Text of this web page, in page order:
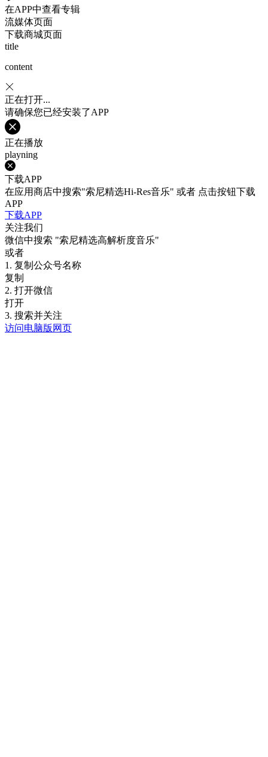
在APP中查看专辑
流媒体页面
下载商城页面
title
content
正在打开...
请确保您已经安装了APP
正在播放
playning
下载APP
在应用商店中搜索"索尼精选Hi-Res音乐" 或者 点击按钮下载
APP
下载APP
关注我们
微信中搜索 "索尼精选高解析度音乐"
或者
1. 复制公众号名称
复制
2. 打开微信
打开
3. 搜索并关注
访问电脑版网页